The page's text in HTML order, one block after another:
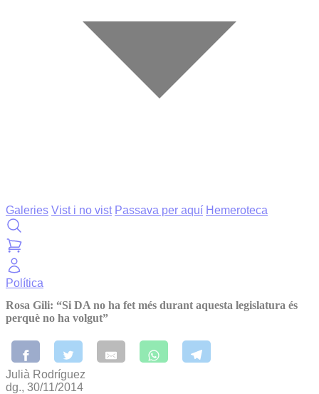
Galeries Vist i no vist Passava per aquí Hemeroteca
Política
Rosa Gili: “Si DA no ha fet més durant aquesta legislatura és
perquè no ha volgut”
Julià Rodríguez
dg., 30/11/2014